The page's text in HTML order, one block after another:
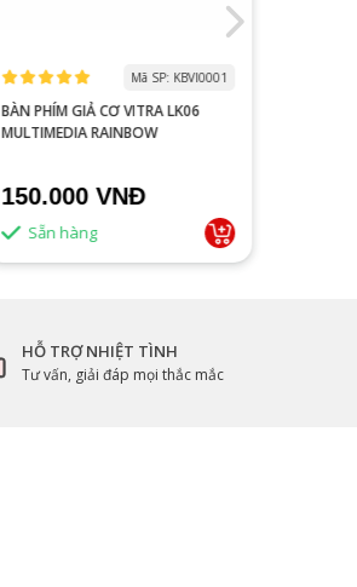
Mã SP: KBVI0001
BÀN PHÍM GIẢ CƠ VITRA LK06
MULTIMEDIA RAINBOW
150.000 VNĐ
Sẵn hàng
HỖ TRỢ NHIỆT TÌNH
Tư vấn, giải đáp mọi thắc mắc